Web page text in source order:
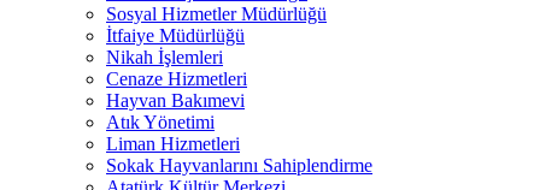
Sosyal Hizmetler Müdürlüğü
İtfaiye Müdürlüğü
Nikah İşlemleri
Cenaze Hizmetleri
Hayvan Bakımevi
Atık Yönetimi
Liman Hizmetleri
Sokak Hayvanlarını Sahiplendirme